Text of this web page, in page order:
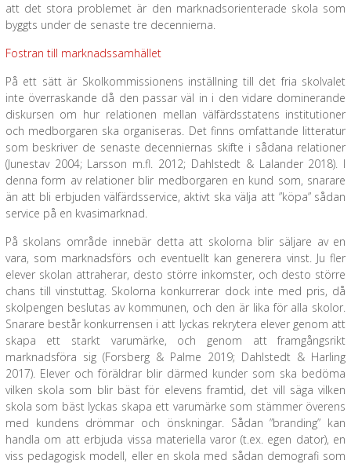
att det stora problemet är den marknadsorienterade skola som
byggts under de senaste tre decennierna.
Fostran till marknadssamhället
På ett sätt är Skolkommissionens inställning till det fria skolvalet
inte överraskande då den passar väl in i den vidare dominerande
diskursen om hur relationen mellan välfärdsstatens institutioner
och medborgaren ska organiseras. Det finns omfattande litteratur
som beskriver de senaste decenniernas skifte i sådana relationer
(Junestav 2004; Larsson m.fl. 2012; Dahlstedt & Lalander 2018). I
denna form av relationer blir medborgaren en kund som, snarare
än att bli erbjuden välfärdsservice, aktivt ska välja att ”köpa” sådan
service på en kvasimarknad.
På skolans område innebär detta att skolorna blir säljare av en
vara, som marknadsförs och eventuellt kan generera vinst. Ju fler
elever skolan attraherar, desto större inkomster, och desto större
chans till vinstuttag. Skolorna konkurrerar dock inte med pris, då
skolpengen beslutas av kommunen, och den är lika för alla skolor.
Snarare består konkurrensen i att lyckas rekrytera elever genom att
skapa ett starkt varumärke, och genom att framgångsrikt
marknadsföra sig (Forsberg & Palme 2019; Dahlstedt & Harling
2017). Elever och föräldrar blir därmed kunder som ska bedöma
vilken skola som blir bäst för elevens framtid, det vill säga vilken
skola som bäst lyckas skapa ett varumärke som stämmer överens
med kundens drömmar och önskningar. Sådan ”branding” kan
handla om att erbjuda vissa materiella varor (t.ex. egen dator), en
viss pedagogisk modell, eller en skola med sådan demografi som